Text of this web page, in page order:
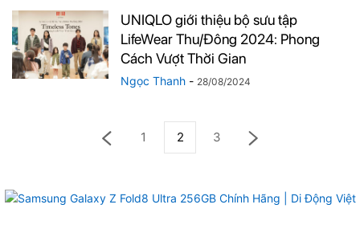
UNIQLO giới thiệu bộ sưu tập
LifeWear Thu/Đông 2024: Phong
Cách Vượt Thời Gian
Ngọc Thanh - 28/08/2024
1 2 3